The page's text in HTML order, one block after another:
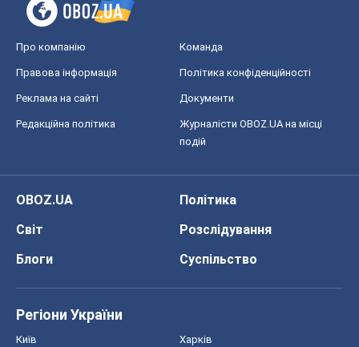
Про компанію Команда
Правова інформація Політика конфіденційності
Реклама на сайті Документи
Редакційна політика
Журналісти OBOZ.UA на місці
подій
OBOZ.UA
Політика
Світ
Розслідування
Блоги
Суспільство
Регіони України
Київ Харків